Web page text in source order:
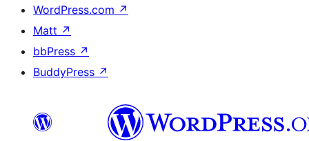
WordPress.com ↗
Matt ↗
bbPress ↗
BuddyPress ↗